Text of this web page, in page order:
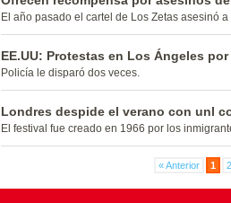
El año pasado el cartel de Los Zetas asesinó
EE.UU: Protestas en Los Ángeles
Policía le disparó dos veces.
Londres despide el verano con unl
El festival fue creado en 1966 por los
« Anterior 1 2